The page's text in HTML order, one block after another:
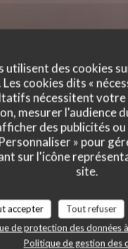
des cookies
cookies dits «
nécessitent
mesurer l'audience
des publicités
» pour
sur l'icône
site.
accepter Tout refuser
de protection des données
Politique de gestion des
!